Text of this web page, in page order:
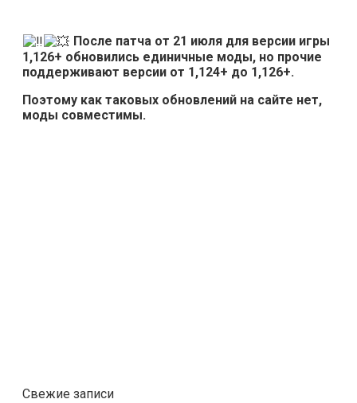
После патча от 21 июля для версии игры
1,126+ обновились единичные моды, но прочие
поддерживают версии от 1,124+ до 1,126+.
Поэтому как таковых обновлений на сайте нет,
моды совместимы.
Свежие записи